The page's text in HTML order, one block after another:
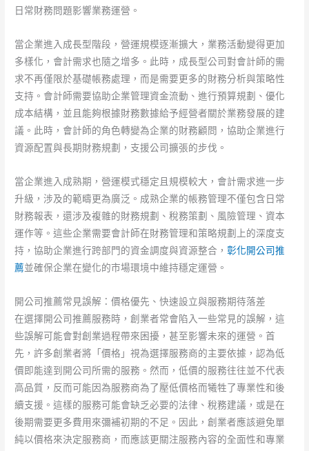
日常財務問題影響業務運營。
當企業進入成長型階段，營運規模逐漸擴大，業務活動變得更加
多樣化，會計需求也隨之增多。此時，成長型公司對會計師的需
求不再僅限於基礎帳務處理，而是需要更多的財務分析與策略性
支持。會計師需要協助企業管理資金流動、進行預算規劃、優化
成本結構，並且能夠根據財務數據給予經營者關於業務發展的建
議。此時，會計師的角色轉變為企業的財務顧問，協助企業進行
資源配置與長期財務規劃，支援公司擴張的步伐。
當企業進入成熟期，營運模式穩定且規模較大，會計需求進一步
升級，涉及的範疇更為廣泛。成熟企業的帳務管理不僅包含日常
財務報表，還涉及複雜的財務規劃、稅務策劃、風險管理、資本
運作等。這些企業需要會計師在財務管理和策略規劃上的深度支
持，協助企業進行跨部門的資金調度與資源整合，彰化開公司推
薦並確保企業在變化的市場環境中維持穩定運營。
開公司推薦常見誤解：價格優先、快速設立與服務期待落差
在選擇開公司推薦服務時，創業者常會陷入一些常見的誤解，這
些誤解可能會對創業過程帶來困擾，甚至影響未來的運營。首
先，許多創業者將「價格」視為選擇服務商的主要依據，認為低
價即能達到開公司所需的服務。然而，低價的服務往往並不代表
高品質，反而可能因為服務商為了壓低價格而犧牲了專業性和後
續支援。這樣的服務可能會缺乏必要的法律、稅務建議，或是在
後期需要更多費用來彌補初期的不足。因此，創業者應該避免單
純以價格來決定服務商，而應該更關注服務內容的全面性和專業